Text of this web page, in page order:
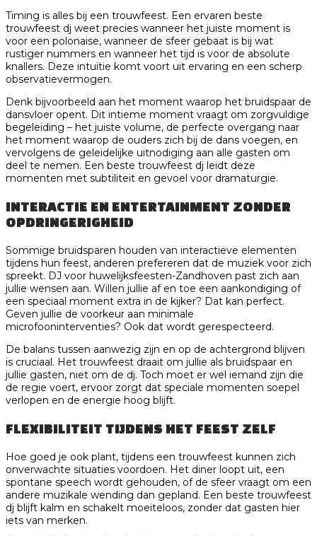
Timing is alles bij een trouwfeest. Een ervaren beste
trouwfeest dj weet precies wanneer het juiste moment is
voor een polonaise, wanneer de sfeer gebaat is bij wat
rustiger nummers en wanneer het tijd is voor de absolute
knallers. Deze intuïtie komt voort uit ervaring en een scherp
observatievermogen.
Denk bijvoorbeeld aan het moment waarop het bruidspaar de
dansvloer opent. Dit intieme moment vraagt om zorgvuldige
begeleiding – het juiste volume, de perfecte overgang naar
het moment waarop de ouders zich bij de dans voegen, en
vervolgens de geleidelijke uitnodiging aan alle gasten om
deel te nemen. Een beste trouwfeest dj leidt deze
momenten met subtiliteit en gevoel voor dramaturgie.
INTERACTIE EN ENTERTAINMENT ZONDER
OPDRINGERIGHEID
Sommige bruidsparen houden van interactieve elementen
tijdens hun feest, anderen prefereren dat de muziek voor zich
spreekt. DJ voor huwelijksfeesten-Zandhoven past zich aan
jullie wensen aan. Willen jullie af en toe een aankondiging of
een speciaal moment extra in de kijker? Dat kan perfect.
Geven jullie de voorkeur aan minimale
microfooninterventies? Ook dat wordt gerespecteerd.
De balans tussen aanwezig zijn en op de achtergrond blijven
is cruciaal. Het trouwfeest draait om jullie als bruidspaar en
jullie gasten, niet om de dj. Toch moet er wel iemand zijn die
de regie voert, ervoor zorgt dat speciale momenten soepel
verlopen en de energie hoog blijft.
FLEXIBILITEIT TIJDENS HET FEEST ZELF
Hoe goed je ook plant, tijdens een trouwfeest kunnen zich
onverwachte situaties voordoen. Het diner loopt uit, een
spontane speech wordt gehouden, of de sfeer vraagt om een
andere muzikale wending dan gepland. Een beste trouwfeest
dj blijft kalm en schakelt moeiteloos, zonder dat gasten hier
iets van merken.